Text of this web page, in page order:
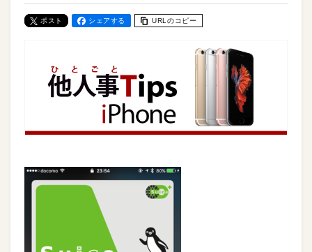
ポスト シェアする URLのコピー